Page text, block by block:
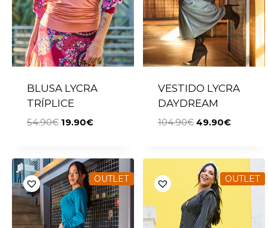
BLUSA LYCRA
TRÍPLICE
54.90€ 19.90€
VESTIDO LYCRA
DAYDREAM
104.90€ 49.90€
OUTLET OUTLET